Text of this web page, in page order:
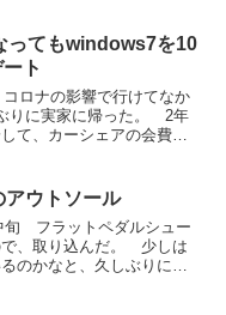
ってもwindows7を10
ト
ロナの影響で行けてなか
りに実家に帰った。 2年
て、カーシェアの会費を
落ち着いているので 初
2...
アウトソール
旬 フラットペダルシュー
で、取り込んだ。 少しは
のかなと、久しぶりに靴